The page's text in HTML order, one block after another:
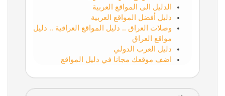
الدليل الى المواقع العربية
دليل أفضل المواقع العربية
وصلات العراق .. دليل المواقع العراقية .. دليل
مواقع العراق
دليل العرب الدولي
اضف موقعك مجانا في دليل المواقع